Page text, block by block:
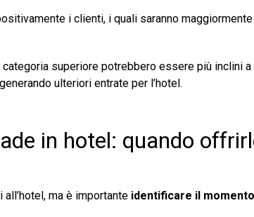
i clienti, i quali saranno
categoria superiore potrebbero essere più inclini
ulteriori entrate per l’hotel.
in hotel: quando
ma è importante identificare il